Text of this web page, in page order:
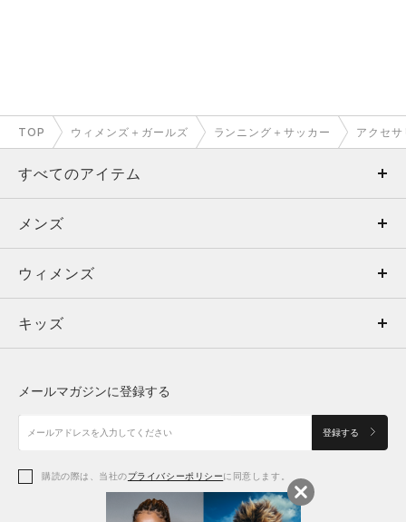
TOP ウィメンズ＋ガールズ ランニング＋サッカー アクセサ
すべてのアイテム
メンズ
ウィメンズ
キッズ
アクセサリー
メンズ
トップス
ボトムス
アクセサリー
ウィメンズ
トップス
シューズ
アクセサリー
キッズ
シューズ
メールマガジンに登録する
登録する
購読の際は、当社のプライバシーポリシーに同意します。